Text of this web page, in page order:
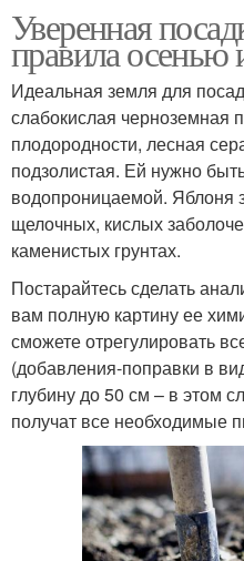
Уверенная
правила осенью
Идеальная земля для
слабокислая черноземная
плодородности, лесная
подзолистая. Ей нужно
водопроницаемой. Яблоня
щелочных, кислых
каменистых грунтах.
Постарайтесь сделать
вам полную картину ее
сможете отрегулировать
(добавления-поправки в
глубину до 50 см – в этом
получат все необходимые